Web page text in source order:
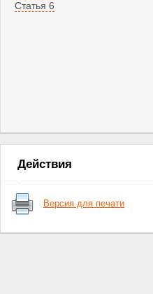
Статья 6
Действия
Версия для печати